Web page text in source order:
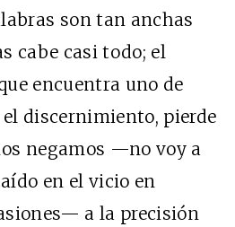
son tan anchas
cabe casi todo; el
encuentra uno de
el discernimiento, pierde
negamos —no voy a
en el vicio en
a la precisión